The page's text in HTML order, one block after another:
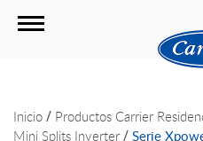
Inicio / Productos Carrier
Mini Splits Inverter / Serie